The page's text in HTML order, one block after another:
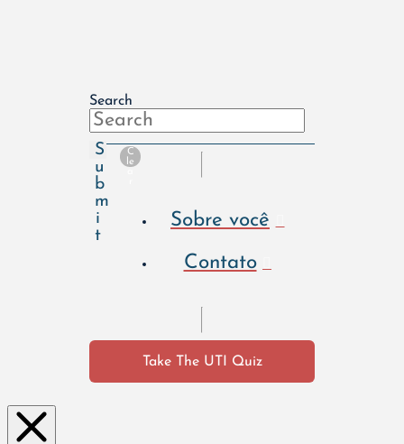
Search
S
u
b
m
i
t
C
le
Sobre você
Contato
Take The UTI Quiz